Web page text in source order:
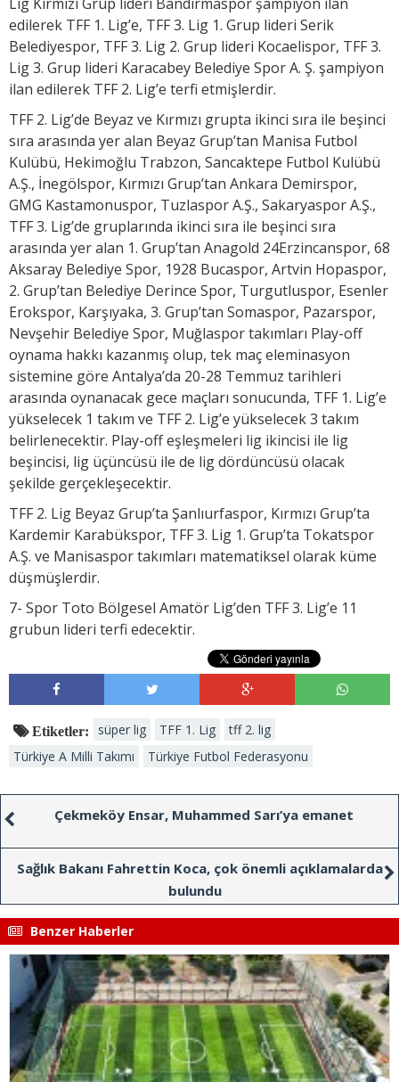
edilerek TFF 1. Lig’e, TFF 3. Lig 1. Grup lideri Serik
Belediyespor, TFF 3. Lig 2. Grup lideri Kocaelispor, TFF 3.
Lig 3. Grup lideri Karacabey Belediye Spor A. Ş. şampiyon
ilan edilerek TFF 2. Lig’e terfi etmişlerdir.
TFF 2. Lig’de Beyaz ve Kırmızı grupta ikinci sıra ile beşinci
sıra arasında yer alan Beyaz Grup’tan Manisa Futbol
Kulübü, Hekimoğlu Trabzon, Sancaktepe Futbol Kulübü
A.Ş., İnegölspor, Kırmızı Grup’tan Ankara Demirspor,
GMG Kastamonuspor, Tuzlaspor A.Ş., Sakaryaspor A.Ş.,
TFF 3. Lig’de gruplarında ikinci sıra ile beşinci sıra
arasında yer alan 1. Grup’tan Anagold 24Erzincanspor, 68
Aksaray Belediye Spor, 1928 Bucaspor, Artvin Hopaspor,
2. Grup’tan Belediye Derince Spor, Turgutluspor, Esenler
Erokspor, Karşıyaka, 3. Grup’tan Somaspor, Pazarspor,
Nevşehir Belediye Spor, Muğlaspor takımları Play-off
oynama hakkı kazanmış olup, tek maç eleminasyon
sistemine göre Antalya’da 20-28 Temmuz tarihleri
arasında oynanacak gece maçları sonucunda, TFF 1. Lig’e
yükselecek 1 takım ve TFF 2. Lig’e yükselecek 3 takım
belirlenecektir. Play-off eşleşmeleri lig ikincisi ile lig
beşincisi, lig üçüncüsü ile de lig dördüncüsü olacak
şekilde gerçekleşecektir.
TFF 2. Lig Beyaz Grup’ta Şanlıurfaspor, Kırmızı Grup’ta
Kardemir Karabükspor, TFF 3. Lig 1. Grup’ta Tokatspor
A.Ş. ve Manisaspor takımları matematiksel olarak küme
düşmüşlerdir.
7- Spor Toto Bölgesel Amatör Lig’den TFF 3. Lig’e 11
grubun lideri terfi edecektir.
Etiketler: süper lig TFF 1. Lig
tff 2. lig
Türkiye A Milli Takımı
Türkiye Futbol Federasyonu
Çekmeköy Ensar, Muhammed Sarı’ya emanet
Sağlık Bakanı Fahrettin Koca, çok önemli açıklamalarda
bulundu
Benzer Haberler